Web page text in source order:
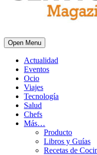
Open Menu
Actualidad
Eventos
Ocio
Viajes
Tecnología
Salud
Chefs
Más…
Producto
Libros y Guías
Recetas de